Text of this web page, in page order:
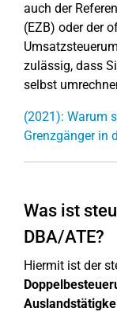
auch der
(EZB) oder der
zulässig, dass
selbst
(2021): Warum
Grenzgänger in
Was ist
DBA/ATE?
Hiermit ist der